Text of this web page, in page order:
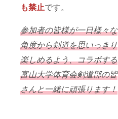
も禁止です。
参加者の皆様が一日様々な
角度から剣道を思いっきり
楽しめるよう、コラボする
富山大学体育会剣道部の皆
さんと一緒に頑張ります！